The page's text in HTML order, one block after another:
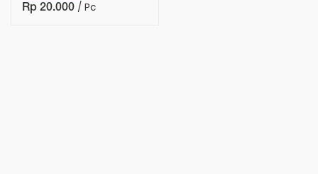
Rp 20.000 / Pc